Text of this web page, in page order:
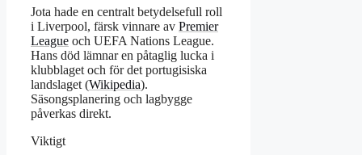
Jota hade en centralt betydelsefull roll
i Liverpool, färsk vinnare av Premier
League och UEFA Nations League.
Hans död lämnar en påtaglig lucka i
klubblaget och för det portugisiska
landslaget (Wikipedia).
Säsongsplanering och lagbygge
påverkas direkt.
Viktigt